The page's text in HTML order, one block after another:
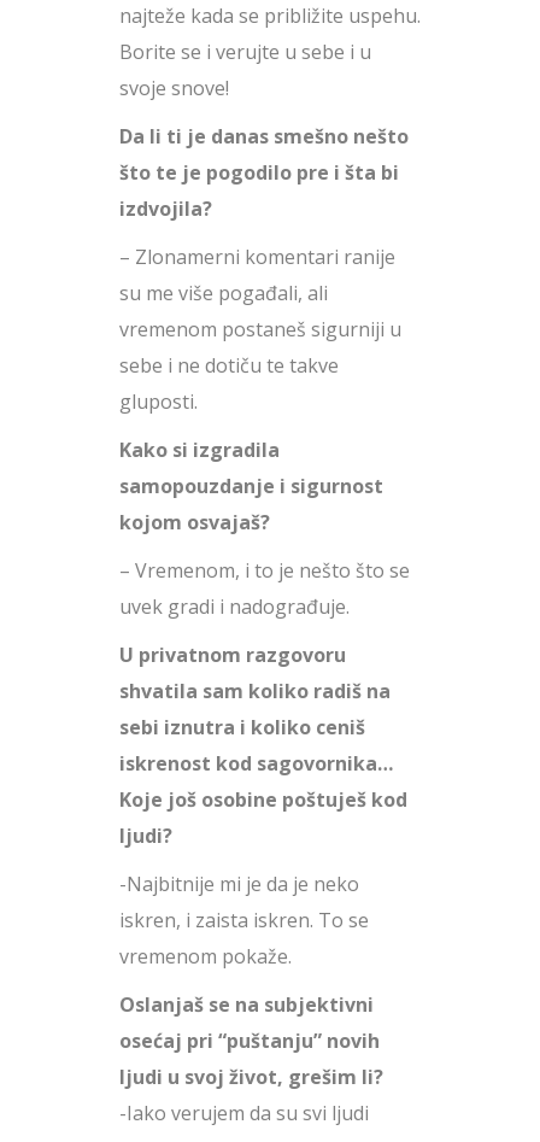
najteže kada se približite uspehu.
Borite se i verujte u sebe i u
svoje snove!
Da li ti je danas smešno nešto
što te je pogodilo pre i šta bi
izdvojila?
– Zlonamerni komentari ranije
su me više pogađali, ali
vremenom postaneš sigurniji u
sebe i ne dotiču te takve
gluposti.
Kako si izgradila
samopouzdanje i sigurnost
kojom osvajaš?
– Vremenom, i to je nešto što se
uvek gradi i nadograđuje.
U privatnom razgovoru
shvatila sam koliko radiš na
sebi iznutra i koliko ceniš
iskrenost kod sagovornika…
Koje još osobine poštuješ kod
ljudi?
-Najbitnije mi je da je neko
iskren, i zaista iskren. To se
vremenom pokaže.
Oslanjaš se na subjektivni
osećaj pri “puštanju” novih
ljudi u svoj život, grešim li?
-Iako verujem da su svi ljudi